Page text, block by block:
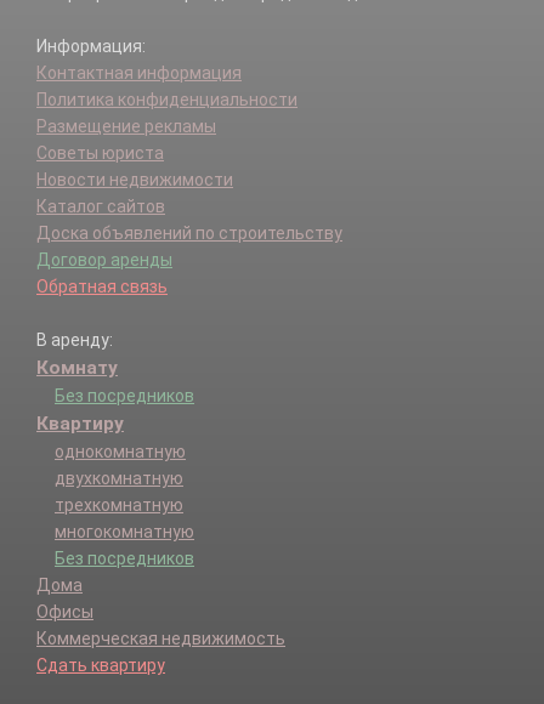
Информация:
Контактная информация
Политика конфиденциальности
Размещение рекламы
Советы юриста
Новости недвижимости
Каталог сайтов
Доска объявлений по строительству
Договор аренды
Обратная связь
В аренду:
Комнату
Без посредников
Квартиру
однокомнатную
двухкомнатную
трехкомнатную
многокомнатную
Без посредников
Дома
Офисы
Коммерческая недвижимость
Сдать квартиру